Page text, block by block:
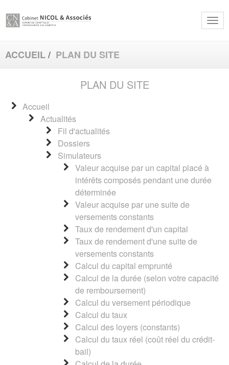
ACCUEIL PLAN DU SITE
PLAN DU SITE
Accueil
Actualités
Fil d'actualités
Dossiers
Simulateurs
Valeur acquise par un capital placé à
intérêts composés pendant une durée
déterminée
Valeur acquise par une suite de
versements constants
Taux de rendement d'un capital
Taux de rendement d'une suite de
versements constants
Calcul du capital emprunté
Calcul de la durée (selon votre capacité
de remboursement)
Calcul du versement périodique
Calcul du taux
Calcul des loyers (constants)
Calcul du taux réel (coût réel du crédit-
bail)